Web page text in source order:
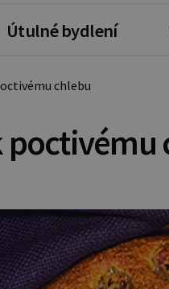
Útulné bydlení
chlebu
poctivému